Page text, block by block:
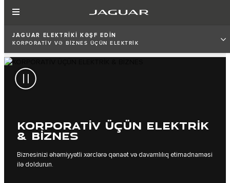
JAGUAR ELEKTRİKİ KƏŞF EDİN
KORPORATİV VƏ BİZNES ÜÇÜN ELEKTRİK
KORPORATİV ÜÇÜN ELEKTRİK
& BİZNES
Biznesinizi əhəmiyyətli xərclərə qənaət və davamlılıq etimadnaməsi
ilə doldurun.